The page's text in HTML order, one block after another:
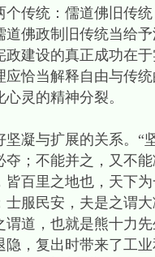
传统：儒道佛旧传
佛政制旧传统当给
建设的真正成功在
恰当解释自由与传
灵的精神分裂。
凝与扩展的关系。“
；不能并之，又不
百里之地也，天下
服民安，夫是之谓
道，也就是熊十力
，复出时带来了工